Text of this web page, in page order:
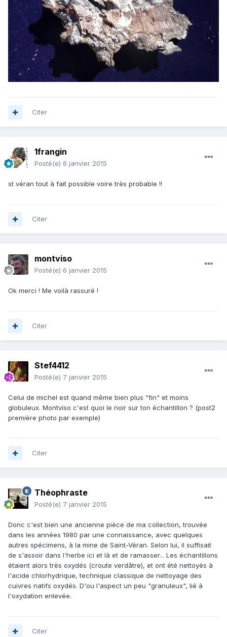
Citer
1frangin
Posté(e) 6 janvier 2015
st véran tout à fait possible voire très probable !!
Citer
montviso
Posté(e) 6 janvier 2015
Ok merci ! Me voilà rassuré !
Citer
Stef4412
Posté(e) 7 janvier 2015
Celui de michel est quand même bien plus "fin" et moins
globuleux. Montviso c'est quoi le noir sur ton échantillon ? (post2
première photo par exemple)
Citer
Théophraste
Posté(e) 7 janvier 2015
Donc c'est bien une ancienne pièce de ma collection, trouvée
dans les années 1980 par une connaissance, avec quelques
autres spécimens, à la mine de Saint-Véran. Selon lui, il suffisait
de s'assoir dans l'herbe ici et là et de ramasser... Les échantillons
étaient alors très oxydés (croute verdâtre), et ont été nettoyés à
l'acide chlorhydrique, technique classique de nettoyage des
cuivres natifs oxydés. D'ou l'aspect un peu "granuleux", lié à
l'oxydation enlevée.
Citer